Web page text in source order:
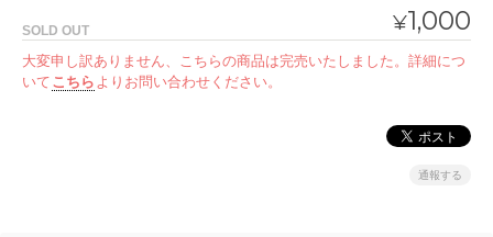
¥1,000
SOLD OUT
大変申し訳ありません、こちらの商品は完売いたしました。詳細につ
いて こちら よりお問い合わせください。
通報する